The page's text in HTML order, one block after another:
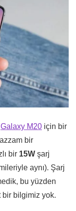
Galaxy M20 için bir
bir
bir 15W şarj
aynı). Şarj
bu yüzden
bir bilgimiz yok.